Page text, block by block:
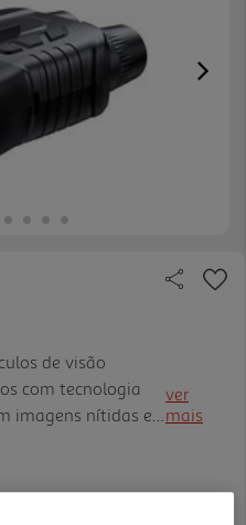
de visão
com tecnologia
imagens nítidas e
ra observações
ver
mais